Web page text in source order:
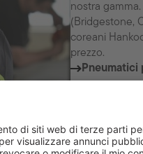
nostra
(Bridgestone,
coreani
prezzo.